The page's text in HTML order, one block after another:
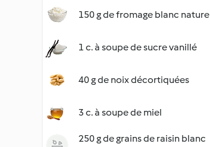
150 g de fromage blanc nature
1 c. à soupe de sucre vanillé
40 g de noix décortiquées
3 c. à soupe de miel
250 g de grains de raisin blanc